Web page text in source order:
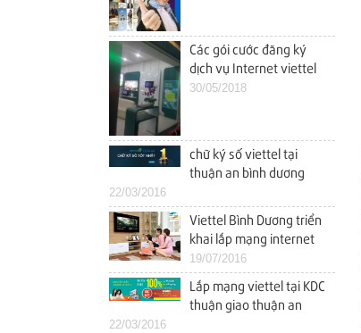
Các gói cước đăng ký
dịch vụ Internet viettel
thuận an
30/05/2018
chữ ký số viettel tại
thuận an bình dương
22/03/2016
Viettel Bình Dương triển
khai lắp mạng internet
wifi tại kdc việt sing
(VSIP 1) thuận an bình
dương
19/07/2016
Lắp mạng viettel tại KDC
thuận giao thuận an
22/03/2016